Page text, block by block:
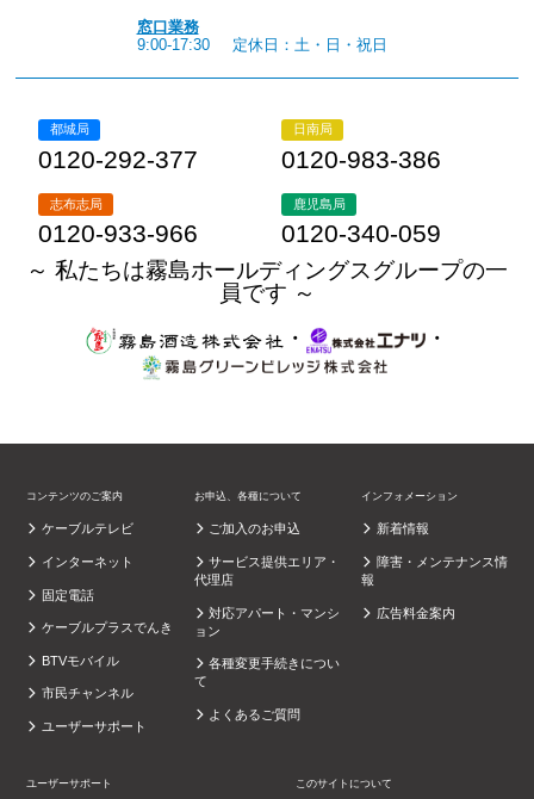
窓口業務
9:00-17:30
定休日：土・日・祝日
都城局
0120-292-377
日南局
0120-983-386
志布志局
0120-933-966
鹿児島局
0120-340-059
～ 私たちは霧島ホールディングスグループの一
員です ～
・
・
コンテンツのご案内
ケーブルテレビ
インターネット
固定電話
ケーブルプラスでんき
BTVモバイル
市民チャンネル
ユーザーサポート
お申込、各種について
ご加入のお申込
サービス提供エリア・
代理店
対応アパート・マンシ
ョン
各種変更手続きについ
て
よくあるご質問
インフォメーション
新着情報
障害・メンテナンス情
報
広告料金案内
ユーザーサポート このサイトについて